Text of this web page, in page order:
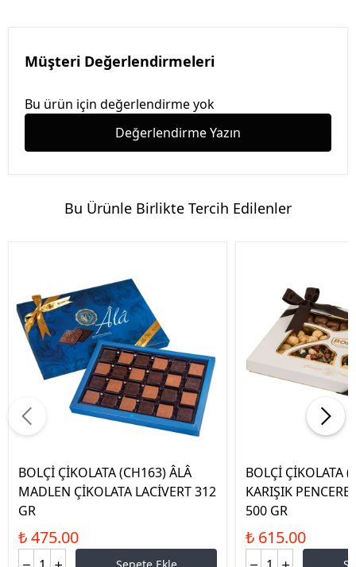
Müşteri Değerlendirmeleri
Bu ürün için değerlendirme yok
Değerlendirme Yazın
Bu Ürünle Birlikte Tercih Edilenler
BOLÇİ ÇİKOLATA (CH163) ÂLÂ
MADLEN ÇİKOLATA LACİVERT 312
GR
₺ 475.00
BOLÇİ ÇİKOLATA
KARIŞIK
500 GR
₺ 615.00